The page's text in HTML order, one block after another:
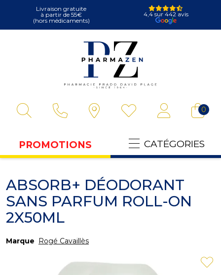
Livraison gratuite
à partir de 55€
(hors médicaments)
4,4 sur 442 avis
0
PROMOTIONS CATÉGORIES
ABSORB+ DÉODORANT
SANS PARFUM ROLL-ON
2X50ML
Marque Rogé Cavaillès